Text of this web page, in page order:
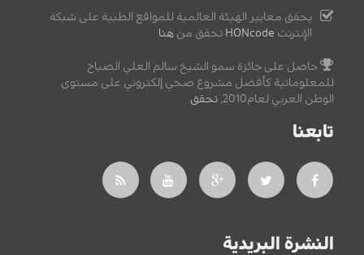
يحقق معايير الهيئة العالمية للمواقع الطبية على شبكة
الإنترنت HONcode تحقق من هنا
حاصل على جائزة سمو الشيخ سالم العلي الصباح
للمعلوماتية كأفضل مشروع صحي إلكتروني على مستوى
الوطن العربي لعام2010,
تحقق.
تابعنا
النشرة البريدية